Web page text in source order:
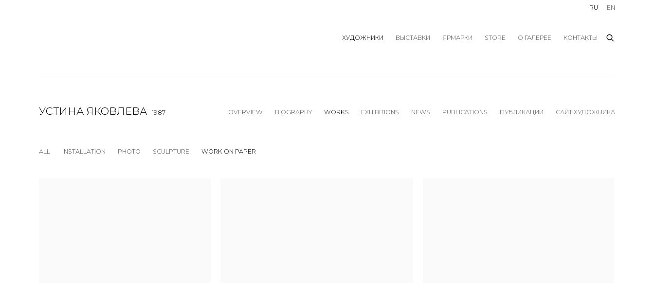
ХУДОЖНИКИ ВЫСТАВКИ ЯРМАРКИ STORE О ГАЛЕРЕЕ КОНТАКТЫ
RU EN
УСТИНА ЯКОВЛЕВА 1987 OVERVIEW BIOGRAPHY WORKS EXHIBITIONS NEWS PUBLICATIONS ПУБЛИКАЦИИ САЙТ ХУДОЖНИКА
ALL INSTALLATION PHOTO SCULPTURE WORK ON PAPER